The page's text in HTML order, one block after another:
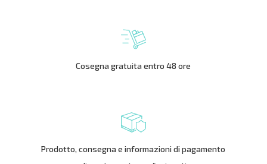
Cosegna gratuita entro 48 ore
Prodotto, consegna e informazioni di pagamento